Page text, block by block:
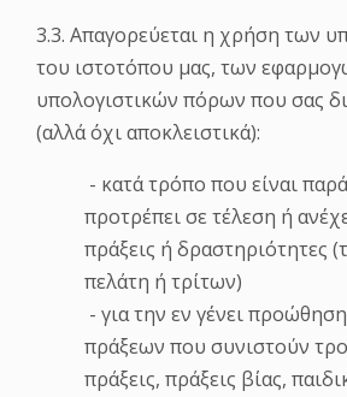
3.3. Απαγορεύεται η χρήση των
του ιστοτόπου μας, των
υπολογιστικών πόρων που σας
(αλλά όχι αποκλειστικά):
- κατά τρόπο που είναι
προτρέπει σε τέλεση ή
πράξεις ή δραστηριότητες
πελάτη ή τρίτων)
- για την εν γένει
πράξεων που συνιστούν
πράξεις, πράξεις βίας,